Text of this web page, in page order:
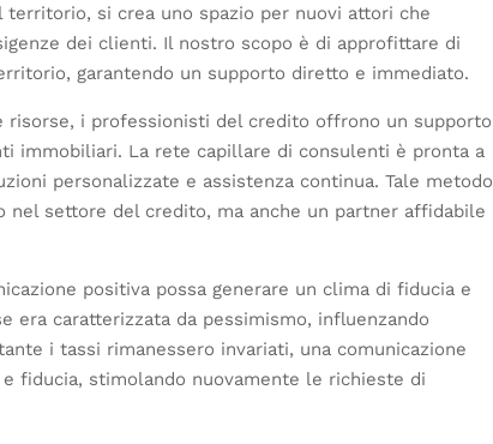
si crea uno spazio per nuovi attori che
dei clienti. Il nostro scopo è di approfittare di
garantendo un supporto diretto e immediato.
i professionisti del credito offrono un supporto
immobiliari. La rete capillare di consulenti è pronta a
personalizzate e assistenza continua. Tale metodo
settore del credito, ma anche un partner affidabile
positiva possa generare un clima di fiducia e
era caratterizzata da pessimismo, influenzando
i tassi rimanessero invariati, una comunicazione
fiducia, stimolando nuovamente le richieste di